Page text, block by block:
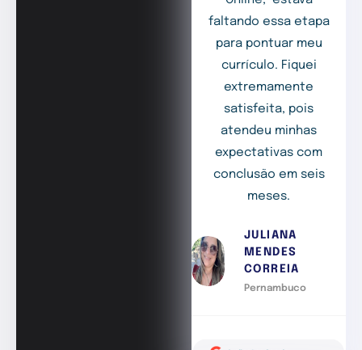
faltando essa etapa
para pontuar meu
currículo. Fiquei
extremamente
satisfeita, pois
atendeu minhas
expectativas com
conclusão em seis
meses.
JULIANA
MENDES
CORREIA
Pernambuco